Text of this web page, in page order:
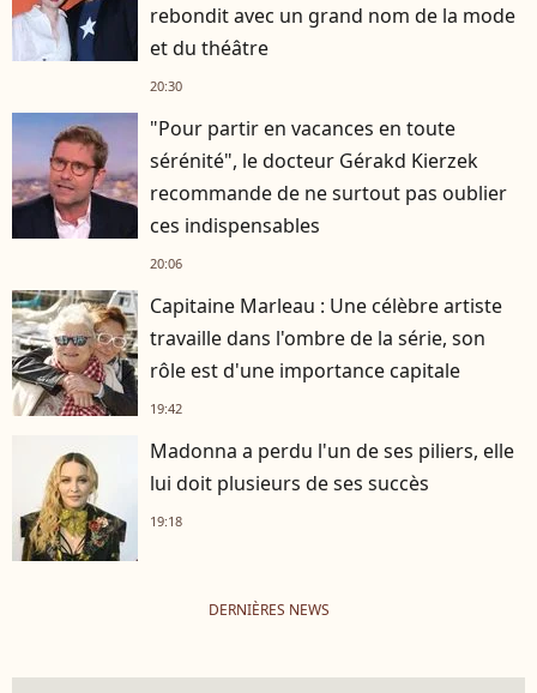
rebondit avec un grand nom de la mode
et du théâtre
20:30
"Pour partir en vacances en toute
sérénité", le docteur Gérakd Kierzek
recommande de ne surtout pas oublier
ces indispensables
20:06
Capitaine Marleau : Une célèbre artiste
travaille dans l'ombre de la série, son
rôle est d'une importance capitale
19:42
Madonna a perdu l'un de ses piliers, elle
lui doit plusieurs de ses succès
19:18
DERNIÈRES NEWS